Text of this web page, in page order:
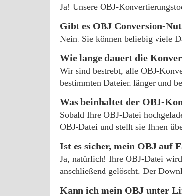
Ja! Unsere OBJ-
Gibt es OBJ Conversion-
Nein, Sie können beliebig viele
Wie lange dauert die
Wir sind bestrebt, alle OBJ-
bestimmten Dateien länger und
Was beinhaltet der OBJ-
Sobald Ihre OBJ-Datei
OBJ-Datei und stellt sie Ihnen
Ist es sicher, mein OBJ auf
Ja, natürlich! Ihre OBJ-Datei
anschließend gelöscht. Der
Kann ich mein OBJ unter